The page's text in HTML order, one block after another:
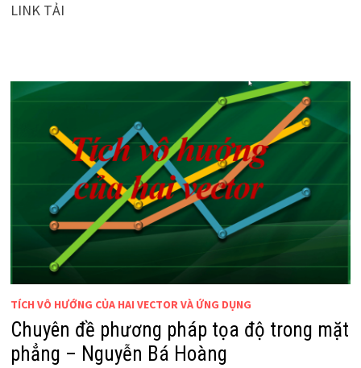
LINK TẢI
TÍCH VÔ HƯỚNG CỦA HAI VECTOR VÀ ỨNG DỤNG
Chuyên đề phương pháp tọa độ trong mặt
phẳng – Nguyễn Bá Hoàng